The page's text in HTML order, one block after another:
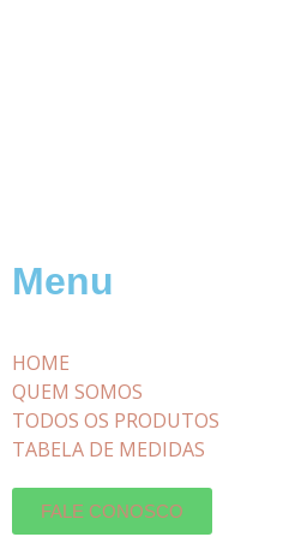
Menu
HOME
QUEM SOMOS
TODOS OS PRODUTOS
TABELA DE MEDIDAS
FALE CONOSCO